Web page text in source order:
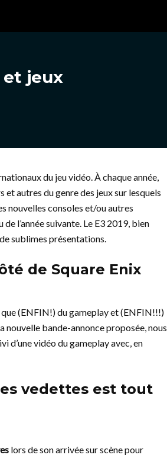
et jeux
du jeu vidéo. À chaque année,
et autres du genre des jeux sur lesquels
nouvelles consoles et/ou autres
l’année suivante. Le E3 2019, bien
sublimes présentations.
de Square Enix
que (ENFIN!) du gameplay et (ENFIN!!!)
nouvelle bande-annonce proposée, nous
d’une vidéo du gameplay avec, en
vedettes est tout
lors de son arrivée sur scène pour